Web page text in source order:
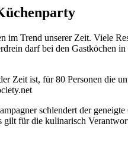
im Trend unserer Zeit. Viele
darf bei den Gastköchen
Zeit ist, für 80 Personen die
schlendert der
gilt für die kulinarisch